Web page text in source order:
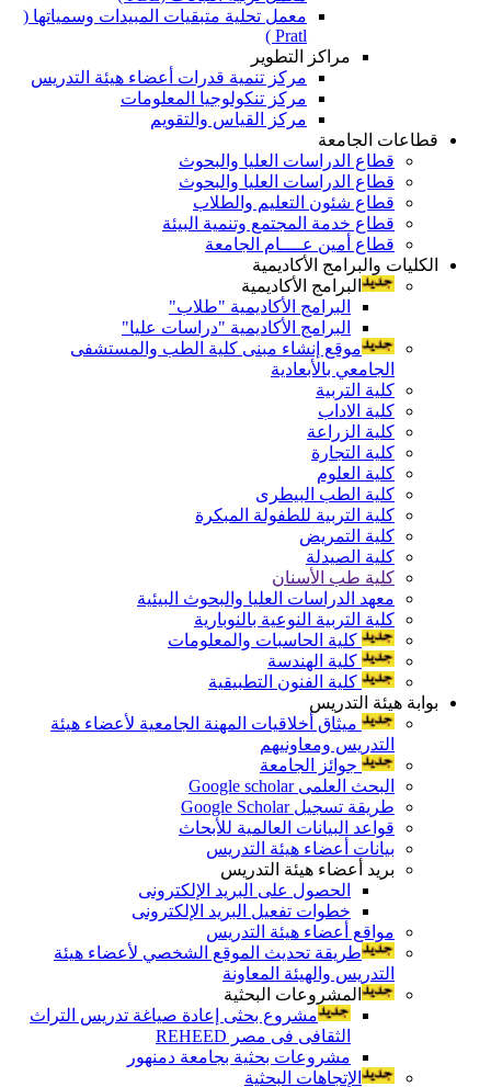
معمل تحلية متبقيات المبيدات وسمياتها (
Pratl )
مراكز التطوير
مركز تنمية قدرات أعضاء هيئة التدريس
مركز تنكولوجيا المعلومات
مركز القياس والتقويم
قطاعات الجامعة
قطاع الدراسات العليا والبحوث
قطاع الدراسات العليا والبحوث
قطاع شئون التعليم والطلاب
قطاع خدمة المجتمع وتنمية البيئة
قطاع أمين عــــام الجامعة
الكليات والبرامج الأكاديمية
البرامج الأكاديمية
البرامج الأكاديمية "طلاب"
البرامج الأكاديمية "دراسات عليا"
موقع إنشاء مبنى كلية الطب والمستشفى
الجامعي بالأبعادية
كلية التربية
كلية الاداب
كلية الزراعة
كلية التجارة
كلية العلوم
كلية الطب البيطرى
كلية التربية للطفولة المبكرة
كلية التمريض
كلية الصيدلة
كلية طب الأسنان
معهد الدراسات العليا والبحوث البيئية
كلية التربية النوعية بالنوبارية
كلية الحاسبات والمعلومات
كلية الهندسة
كلية الفنون التطبيقية
بوابة هيئة التدريس
ميثاق أخلاقيات المهنة الجامعية لأعضاء هيئة
التدريس ومعاونيهم
جوائز الجامعة
البحث العلمى Google scholar
طريقة تسجيل Google Scholar
قواعد البيانات العالمية للأبحاث
بيانات أعضاء هيئة التدريس
بريد أعضاء هيئة التدريس
الحصول على البريد الإلكترونى
خطوات تفعيل البريد الإلكترونى
مواقع أعضاء هيئة التدريس
طريقة تحديث الموقع الشخصي لأعضاء هيئة
التدريس والهيئة المعاونة
المشروعات البحثية
مشروع بحثى إعادة صياغة تدريس التراث
الثقافى فى مصر REHEED
مشروعات بحثية بجامعة دمنهور
الإتجاهات البحثية